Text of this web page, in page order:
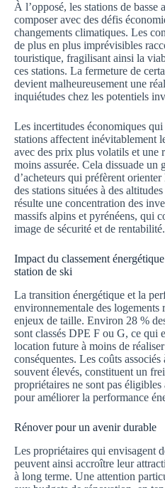
À l’opposé, les stations de basse
composer avec des défis
changements climatiques. Les
de plus en plus imprévisibles
touristique, fragilisant ainsi la
ces stations. La fermeture de
devient malheureusement une
inquiétudes chez les potentiels
Les incertitudes économiques qui
stations affectent inévitablement
avec des prix plus volatils et une
moins assurée. Cela dissuade un
d’acheteurs qui préfèrent
des stations situées à des
résulte une concentration des
massifs alpins et pyrénéens, qui
image de sécurité et de rentabilité.
Impact du classement
station de ski
La transition énergétique et la
environnementale des logements
enjeux de taille. Environ 28 %
sont classés DPE F ou G, ce qui
location future à moins de
conséquentes. Les coûts associés
souvent élevés, constituent un
propriétaires ne sont pas
pour améliorer la performance
Rénover pour un avenir durable
Les propriétaires qui envisagent
peuvent ainsi accroître leur
à long terme. Une attention